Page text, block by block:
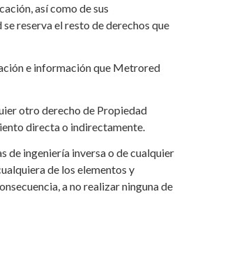
así como de sus
reserva el resto de derechos que
e información que Metrored
otro derecho de Propiedad
directa o indirectamente.
de ingeniería inversa o de cualquier
de los elementos y
a no realizar ninguna de